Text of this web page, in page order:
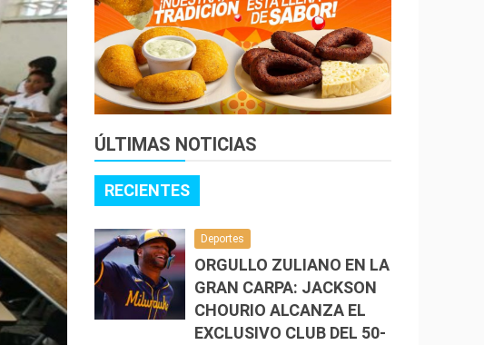
ÚLTIMAS NOTICIAS
RECIENTES
Deportes
ORGULLO ZULIANO EN LA
GRAN CARPA: JACKSON
CHOURIO ALCANZA EL
EXCLUSIVO CLUB DEL 50-